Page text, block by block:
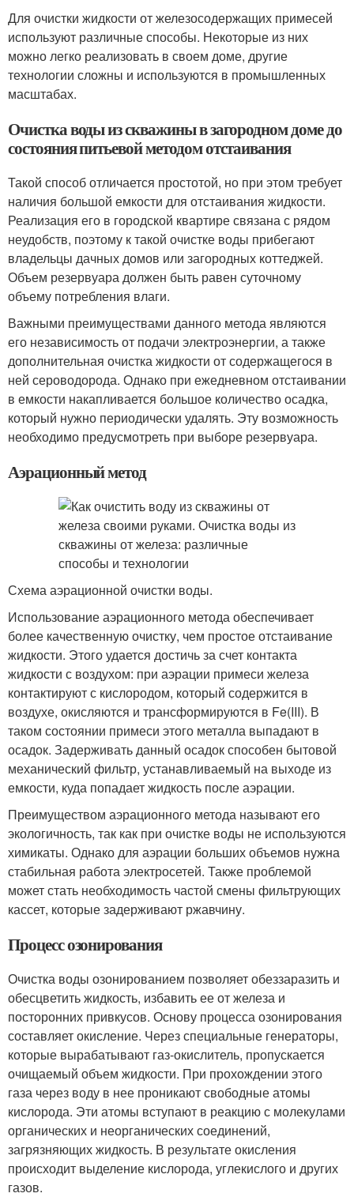
Для очистки жидкости от железосодержащих примесей
используют различные способы. Некоторые из них
можно легко реализовать в своем доме, другие
технологии сложны и используются в промышленных
масштабах.
Очистка воды из скважины в загородном доме до
состояния питьевой методом отстаивания
Такой способ отличается простотой, но при этом требует
наличия большой емкости для отстаивания жидкости.
Реализация его в городской квартире связана с рядом
неудобств, поэтому к такой очистке воды прибегают
владельцы дачных домов или загородных коттеджей.
Объем резервуара должен быть равен суточному
объему потребления влаги.
Важными преимуществами данного метода являются
его независимость от подачи электроэнергии, а также
дополнительная очистка жидкости от содержащегося в
ней сероводорода. Однако при ежедневном отстаивании
в емкости накапливается большое количество осадка,
который нужно периодически удалять. Эту возможность
необходимо предусмотреть при выборе резервуара.
Аэрационный метод
Схема аэрационной очистки воды.
Использование аэрационного метода обеспечивает
более качественную очистку, чем простое отстаивание
жидкости. Этого удается достичь за счет контакта
жидкости с воздухом: при аэрации примеси железа
контактируют с кислородом, который содержится в
воздухе, окисляются и трансформируются в Fe(III). В
таком состоянии примеси этого металла выпадают в
осадок. Задерживать данный осадок способен бытовой
механический фильтр, устанавливаемый на выходе из
емкости, куда попадает жидкость после аэрации.
Преимуществом аэрационного метода называют его
экологичность, так как при очистке воды не используются
химикаты. Однако для аэрации больших объемов нужна
стабильная работа электросетей. Также проблемой
может стать необходимость частой смены фильтрующих
кассет, которые задерживают ржавчину.
Процесс озонирования
Очистка воды озонированием позволяет обеззаразить и
обесцветить жидкость, избавить ее от железа и
посторонних привкусов. Основу процесса озонирования
составляет окисление. Через специальные генераторы,
которые вырабатывают газ-окислитель, пропускается
очищаемый объем жидкости. При прохождении этого
газа через воду в нее проникают свободные атомы
кислорода. Эти атомы вступают в реакцию с молекулами
органических и неорганических соединений,
загрязняющих жидкость. В результате окисления
происходит выделение кислорода, углекислого и других
газов.